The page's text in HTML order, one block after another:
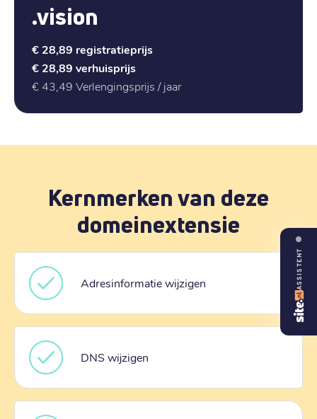
.vision
€ 28,89 registratieprijs
€ 28,89 verhuisprijs
€ 43,49 Verlengingsprijs / jaar
Kernmerken van deze
domeinextensie
Adresinformatie wijzigen
DNS wijzigen
ASSISTENT